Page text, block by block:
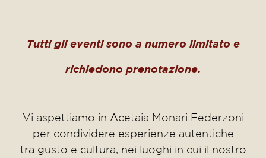
Tutti gli eventi sono a numero limitato e
richiedono prenotazione.
Vi aspettiamo in Acetaia Monari Federzoni
per condividere esperienze autentiche
tra gusto e cultura, nei luoghi in cui il nostro